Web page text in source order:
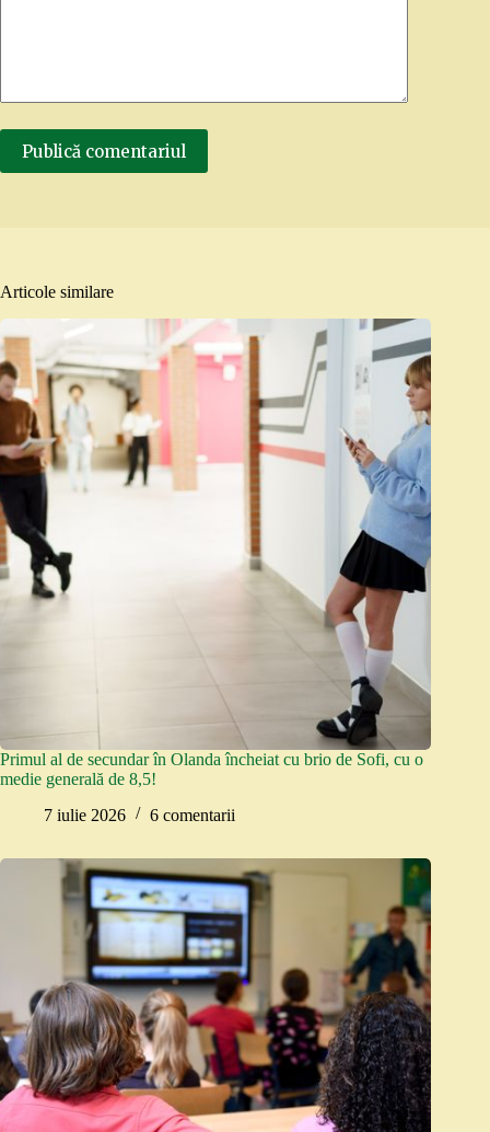
Publică comentariul
Articole similare
Primul al de secundar în Olanda încheiat cu brio de Sofi, cu o
medie generală de 8,5!
7 iulie 2026
6 comentarii